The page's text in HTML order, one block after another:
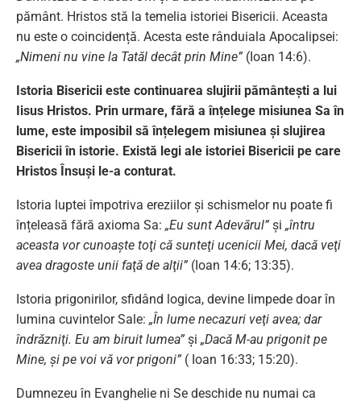
pământ. Hristos stă la temelia istoriei Bisericii. Aceasta
nu este o coincidență. Acesta este rânduiala Apocalipsei:
„Nimeni nu vine la Tatăl decât prin Mine” (Ioan 14:6).
Istoria Bisericii este continuarea slujirii pământești a lui
Iisus Hristos. Prin urmare, fără a înțelege misiunea Sa în
lume, este imposibil să înțelegem misiunea și slujirea
Bisericii în istorie. Există legi ale istoriei Bisericii pe care
Hristos Însuși le-a conturat.
Istoria luptei împotriva ereziilor și schismelor nu poate fi
înțeleasă fără axioma Sa: „Eu sunt Adevărul” și „întru
aceasta vor cunoaşte toţi că sunteţi ucenicii Mei, dacă veţi
avea dragoste unii faţă de alţii” (Ioan 14:6; 13:35).
Istoria prigonirilor, sfidând logica, devine limpede doar în
lumina cuvintelor Sale: „În lume necazuri veţi avea; dar
îndrăzniţi. Eu am biruit lumea” și „Dacă M-au prigonit pe
Mine, şi pe voi vă vor prigoni” ( Ioan 16:33; 15:20).
Dumnezeu în Evanghelie ni Se deschide nu numai ca